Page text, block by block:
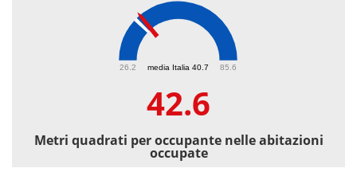
media Italia 40.7
26.2 85.6
42.6
Metri quadrati per occupante nelle abitazioni
occupate